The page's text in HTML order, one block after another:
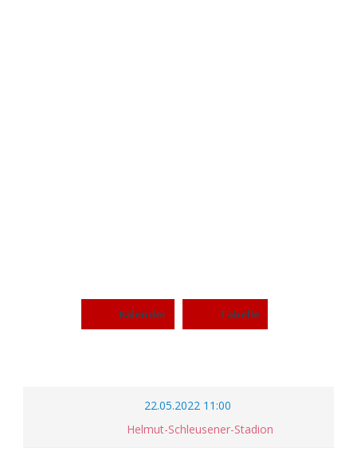
Kalender Tabelle
22.05.2022 11:00
Helmut-Schleusener-Stadion